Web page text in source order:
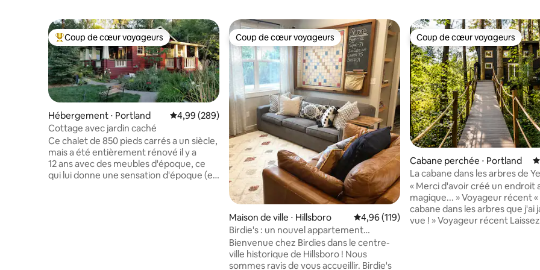
Coups de cœur voyageurs les plus appréciés
Coup de cœur voyageurs
Hébergement ⋅ Portland Évaluation moyenne sur la base de 289 commentaires : 4,99 sur 5
4,99 (289)
Cottage avec jardin caché
Ce chalet de 850 pieds carrés a un siècle,
mais a été entièrement rénové il y a
12 ans avec des meubles d'époque, ce
qui lui donne une sensation d'époque (et
Coup de cœur voyageurs
Coup de cœur voyageurs
Maison de ville ⋅ Hillsboro Évaluation moyenne sur la base de 119
4,96 (119)
Birdie's : un nouvel appartement
2 chambres dans le centre-ville de
Hillsboro
Bienvenue chez Birdies dans le centre-
ville historique de Hillsboro ! Nous
sommes ravis de vous accueillir. Birdie's
Coup de cœur voyageurs
Coup de cœur voyageurs
Cabane perchée ⋅ Portland
La cabane dans les arbres de
les rêves deviennent réalité
« Merci d'avoir créé un endroit
magique... » Voyageur récent « Meilleure
cabane dans les arbres que j'ai
vue ! » Voyageur récent Laissez entrer